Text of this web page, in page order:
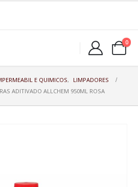
0
E QUIMICOS,
LIMPADORES
ADITIVADO ALLCHEM 950ML ROSA